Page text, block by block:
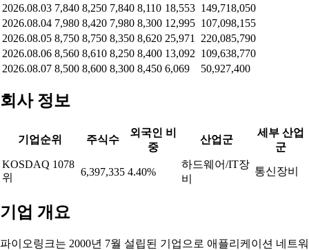
2026.08.03 7,840 8,250 7,840 8,110 18,553 149,718,050
2026.08.04 7,980 8,420 7,980 8,300 12,995 107,098,155
2026.08.05 8,750 8,750 8,350 8,620 25,971
220,085,790
2026.08.06 8,560 8,610 8,250 8,400 13,092 109,638,770
2026.08.07 8,500 8,600 8,300 8,450 6,069 50,927,400
회사 정보
기업순위 주식수
외국인 비
중
산업군
세부 산업
군
KOSDAQ 1078
위
6,397,335 4.40%
하드웨어/IT장
비
통신장비
기업 개요
파이오링크는 2000년 7월 설립된 기업으로 애플리케이션 네트워